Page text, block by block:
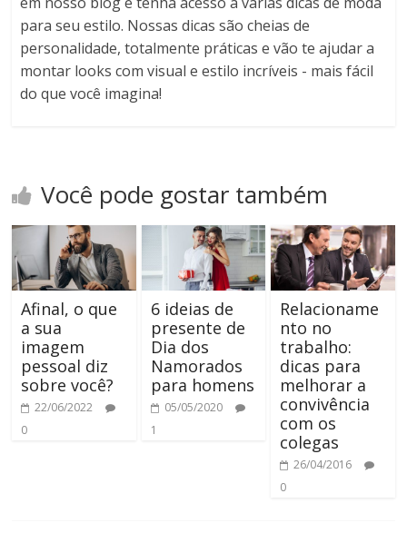
para seu estilo. Nossas dicas são cheias de
personalidade, totalmente práticas e vão te ajudar a
montar looks com visual e estilo incríveis - mais fácil
do que você imagina!
Você pode gostar também
Afinal, o que
a sua
imagem
pessoal diz
sobre você?
22/06/2022
0
6 ideias de
presente de
Dia dos
Namorados
para homens
05/05/2020
1
Relacioname
nto no
trabalho:
dicas para
melhorar a
convivência
com os
colegas
26/04/2016
0